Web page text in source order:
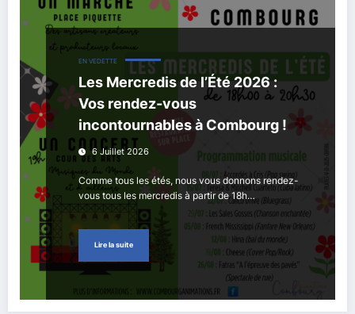
EN VEDETTE
Les Mercredis de l’Été 2026 :
Vos rendez-vous
incontournables à Combourg !
6 Juillet 2026
Comme tous les étés, nous vous donnons rendez-
vous tous les mercredis à partir de 18h…
Lire la suite